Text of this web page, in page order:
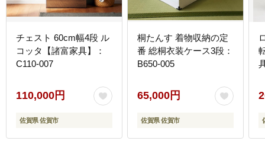
チェスト 60cm幅4段 ル
コッタ【諸富家具】：
C110-007
110,000円
佐賀県 佐賀市
桐たんす 着物収納の定
番 総桐衣装ケース3段：
B650-005
65,000円
佐賀県 佐賀市